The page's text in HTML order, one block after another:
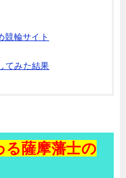
競輪サイト
てみた結果
る薩摩藩士の